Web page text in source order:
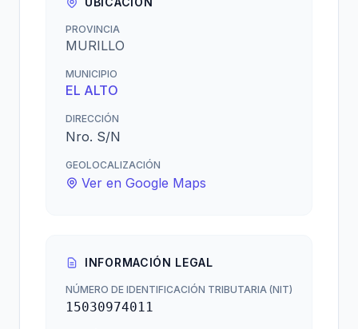
PROVINCIA
MURILLO
MUNICIPIO
EL ALTO
DIRECCIÓN
Nro. S/N
GEOLOCALIZACIÓN
Ver en Google Maps
INFORMACIÓN LEGAL
NÚMERO DE IDENTIFICACIÓN TRIBUTARIA (NIT)
15030974011